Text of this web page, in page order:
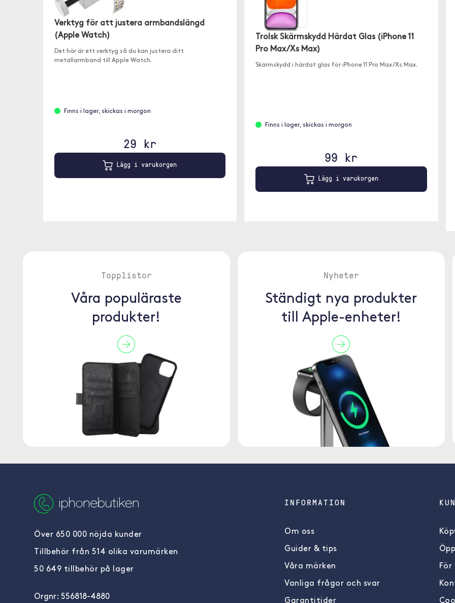
Verktyg för att justera armbandslängd
(Apple Watch)
Det här är ett verktyg så du kan justera ditt
metallarmband till Apple Watch.
Finns i lager, skickas i morgon
29 kr
Lägg i varukorgen
Trolsk Skärmskydd Härdat Glas (iPhone 11
Pro Max/Xs Max)
Skärmskydd i härdat glas för iPhone 11 Pro Max/Xs Max.
Finns i lager, skickas i morgon
99 kr
Lägg i varukorgen
Topplistor
Våra populäraste
produkter!
Nyheter
Ständigt nya produkter
till Apple-enheter!
Över 650 000 nöjda kunder
Tillbehör från 514 olika varumärken
50 649 tillbehör på lager
Orgnr: 556818-4880
INFORMATION
Om oss
Guider & tips
Våra märken
Vanliga frågor och svar
Garantitider